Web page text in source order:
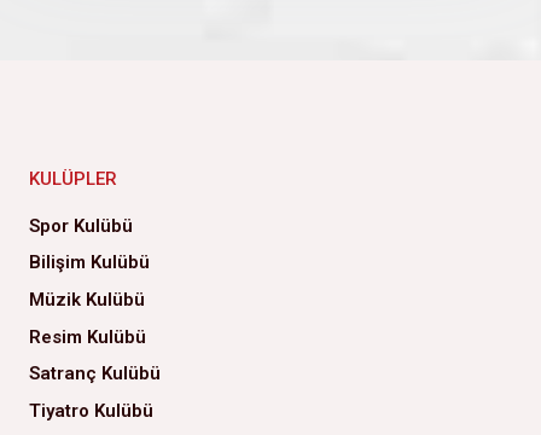
KULÜPLER
Spor Kulübü
Bilişim Kulübü
Müzik Kulübü
Resim Kulübü
Satranç Kulübü
Tiyatro Kulübü